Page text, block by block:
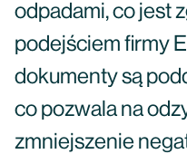
odpadami, co jest
podejściem firmy
dokumenty są
co pozwala na
zmniejszenie